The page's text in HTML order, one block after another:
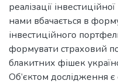
реалізації
нами вбачається в
інвестиційного
формувати страховий
блакитних фішек
Об’єктом дослідження є